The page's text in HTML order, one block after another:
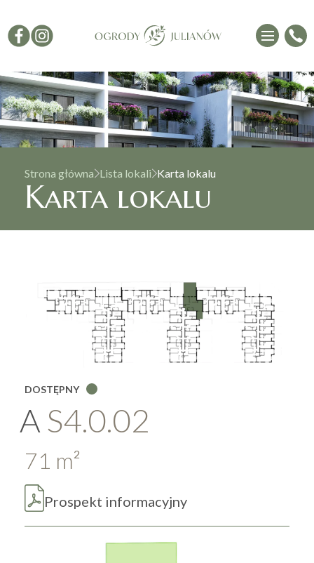
Strona główna Lista lokali Karta lokalu
Karta lokalu
DOSTĘPNY
A S4.0.02
71 m2
Prospekt informacyjny